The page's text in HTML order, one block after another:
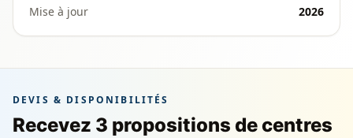
Mise à jour
2026
DEVIS & DISPONIBILITÉS
Recevez 3 propositions de centres